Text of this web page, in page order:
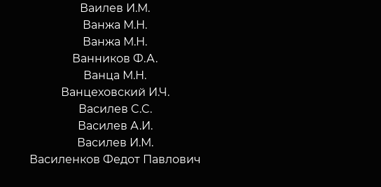
Ваилев И.М.
Ванжа М.Н.
Ванжа М.Н.
Ванников Ф.А.
Ванца М.Н.
Ванцеховский И.Ч.
Василев C.C.
Василев А.И.
Василев И.М.
Василенков Федот Павлович